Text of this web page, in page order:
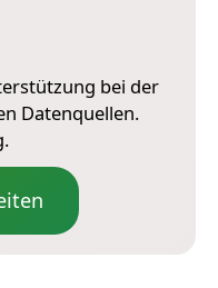
bei der
Datenquellen.